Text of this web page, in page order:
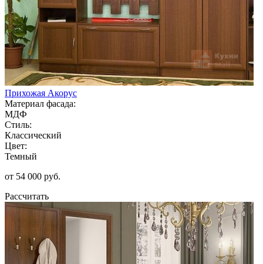
Прихожая Акорус
Материал фасада:
МДФ
Стиль:
Классический
Цвет:
Темный
от 54 000 руб.
Рассчитать